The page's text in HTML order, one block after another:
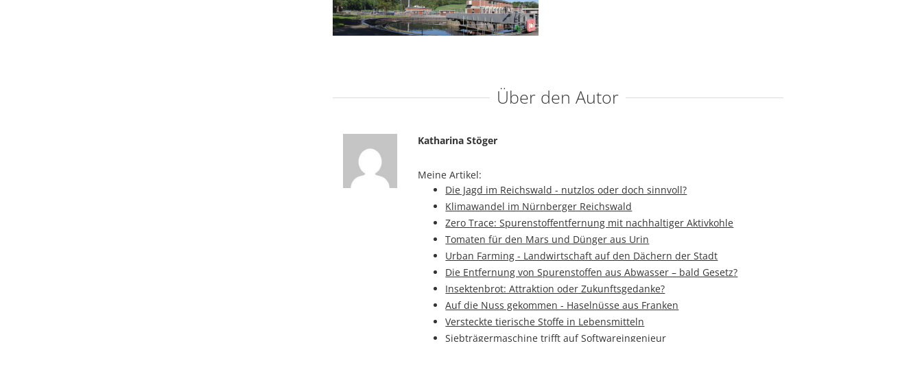
Über den Autor
Katharina Stöger
Meine Artikel:
Die Jagd im Reichswald - nutzlos oder doch sinnvoll?
Klimawandel im Nürnberger Reichswald
Zero Trace: Spurenstoffentfernung mit nachhaltiger Aktivkohle
Tomaten für den Mars und Dünger aus Urin
Urban Farming - Landwirtschaft auf den Dächern der Stadt
Die Entfernung von Spurenstoffen aus Abwasser – bald Gesetz?
Insektenbrot: Attraktion oder Zukunftsgedanke?
Auf die Nuss gekommen - Haselnüsse aus Franken
Versteckte tierische Stoffe in Lebensmitteln
Siebträgermaschine trifft auf Softwareingenieur